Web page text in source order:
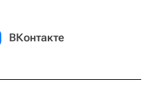
ВКонтакте